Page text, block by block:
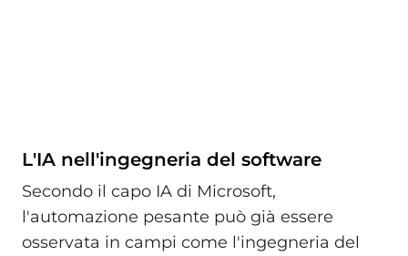
L'IA nell'ingegneria del software
Secondo il capo IA di Microsoft,
l'automazione pesante può già essere
osservata in campi come l'ingegneria del